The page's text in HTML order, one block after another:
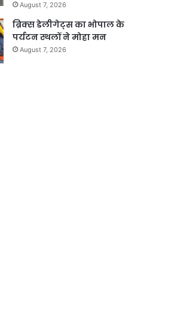
August 7, 2026
ब्रिक्स डेलीगेट्स का भोपाल के
पर्यटन स्थलों ने मोहा मन
August 7, 2026